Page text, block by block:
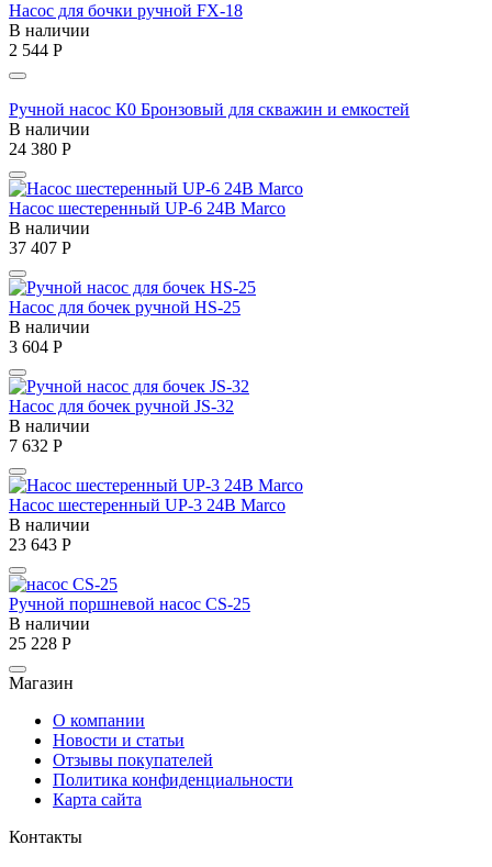
Насос для бочки ручной FX-18
В наличии
2 544 Р
Ручной насос К0 Бронзовый для скважин и емкостей
В наличии
24 380 Р
Насос шестеренный UP-6 24В Marco
В наличии
37 407 Р
Насос для бочек ручной HS-25
В наличии
3 604 Р
Насос для бочек ручной JS-32
В наличии
7 632 Р
Насос шестеренный UP-3 24В Marco
В наличии
23 643 Р
Ручной поршневой насос CS-25
В наличии
25 228 Р
Магазин
О компании
Новости и статьи
Отзывы покупателей
Политика конфиденциальности
Карта сайта
Контакты